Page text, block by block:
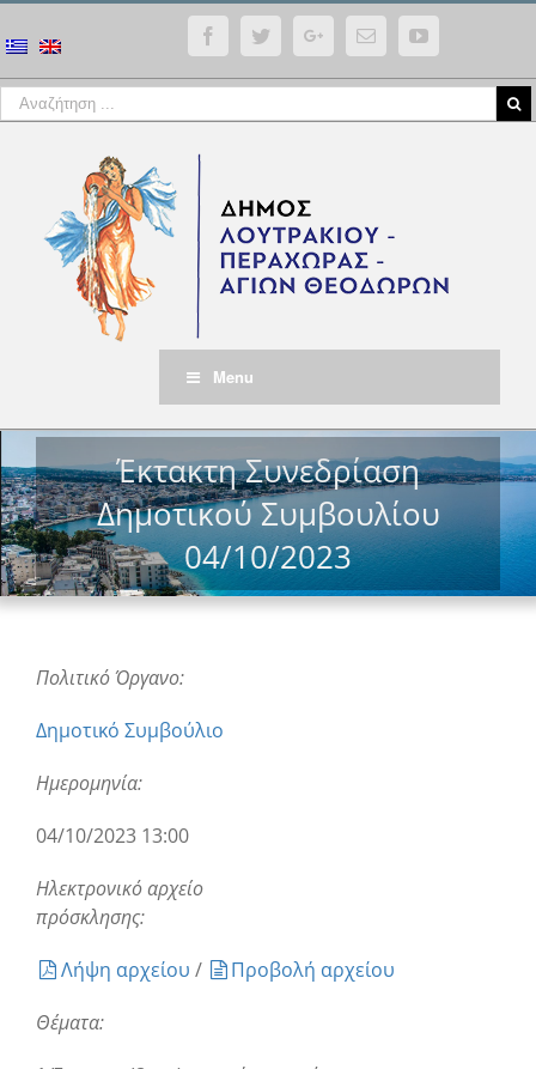
FacebookTwitterGoogle+Email YouTube
Menu
Έκτακτη Συνεδρίαση
Δημοτικού Συμβουλίου
04/10/2023
Πολιτικό Όργανο:
Δημοτικό Συμβούλιο
Ημερομηνία:
04/10/2023 13:00
Ηλεκτρονικό αρχείο
πρόσκλησης:
Λήψη αρχείου /
Προβολή αρχείου
Θέματα: